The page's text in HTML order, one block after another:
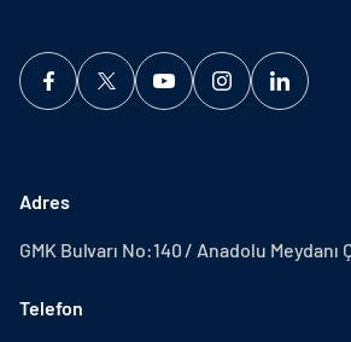
Adres
GMK Bulvarı No:140 / Anadolu Meydanı
Telefon